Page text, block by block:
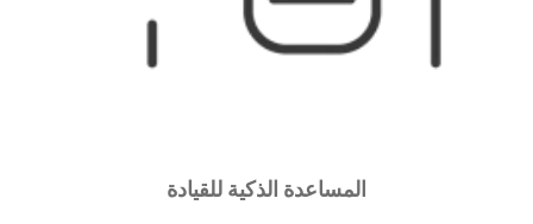
المساعدة الذكية للقيادة